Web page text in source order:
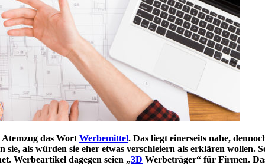
das Wort Werbemittel. Das liegt einerseits nahe,
als würden sie eher etwas verschleiern als erklären wollen.
Werbeartikel dagegen seien „3D Werbeträger“ für Firmen.